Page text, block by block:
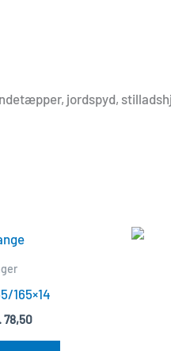
jordspyd,
165×14
78,50